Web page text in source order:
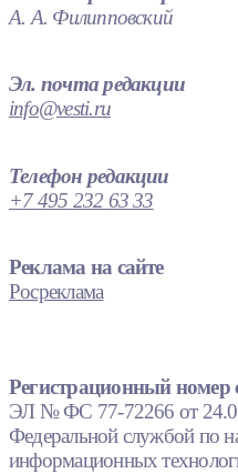
А. А. Филипповский
Эл. почта редакции
info@vesti.ru
Телефон редакции
+7 495 232 63 33
Реклама на сайте
Росреклама
Регистрационный номер
ЭЛ № ФС 77-72266 от
Федеральной службой по
информационных